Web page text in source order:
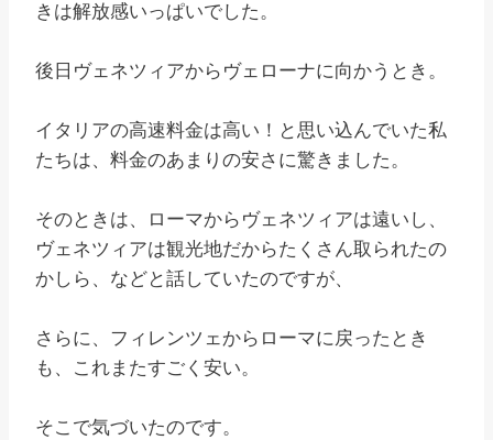
きは解放感いっぱいでした。
後日ヴェネツィアからヴェローナに向かうとき。
イタリアの高速料金は高い！と思い込んでいた私
たちは、料金のあまりの安さに驚きました。
そのときは、ローマからヴェネツィアは遠いし、
ヴェネツィアは観光地だからたくさん取られたの
かしら、などと話していたのですが、
さらに、フィレンツェからローマに戻ったとき
も、これまたすごく安い。
そこで気づいたのです。